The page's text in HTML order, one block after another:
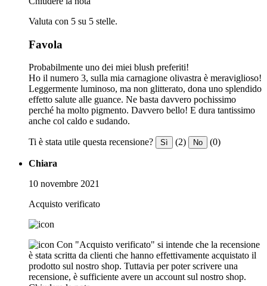
Valuta con 5 su 5 stelle.
Favola
Probabilmente uno dei miei blush preferiti!
Ho il numero 3, sulla mia carnagione olivastra è meraviglioso!
Leggermente luminoso, ma non glitterato, dona uno splendido
effetto salute alle guance. Ne basta davvero pochissimo
perché ha molto pigmento. Davvero bello! E dura tantissimo
anche col caldo e sudando.
Ti è stata utile questa recensione? Sì (2) No (0)
Chiara
10 novembre 2021
Acquisto verificato
Con "Acquisto verificato" si intende che la recensione
è stata scritta da clienti che hanno effettivamente acquistato il
prodotto sul nostro shop. Tuttavia per poter scrivere una
recensione, è sufficiente avere un account sul nostro shop.